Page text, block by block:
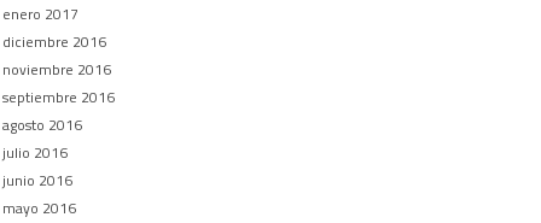
enero 2017
diciembre 2016
noviembre 2016
septiembre 2016
agosto 2016
julio 2016
junio 2016
mayo 2016